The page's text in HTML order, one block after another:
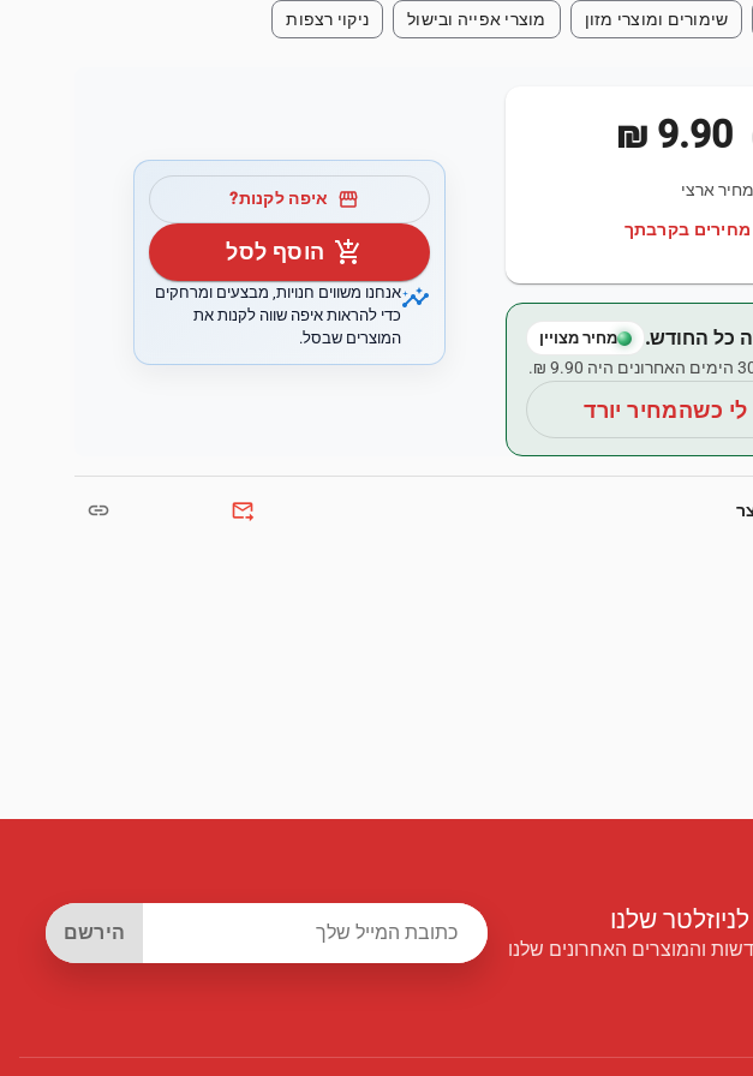
שימורים ומוצרי מזון מוצרי אפייה ובישול ניקוי רצפות
‏9.90 ‏₪
מחיר ארצי
בקרבתך
כל החודש. מחיר מצויין
לי כשהמחיר יורד
storefront איפה לקנות?
add_shopping_cart הוסף לסל
insightsאנחנו משווים חנויות, מבצעים ומרחקים
כדי להראות איפה שווה לקנות את
המוצרים שבסל.
forward_to_inbox
link
שלנו
והמוצרים האחרונים שלנו
הירשם